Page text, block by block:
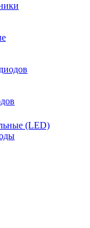
(LED)